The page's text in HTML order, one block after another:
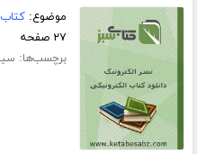
موضوع:
۲۷ صفحه
برچسب‌ها: